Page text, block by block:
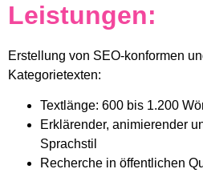
Leistungen:
Erstellung von SEO-konformen
Kategorietexten:
Textlänge: 600 bis 1.200
Erklärender, animierender
Sprachstil
Recherche in öffentlichen